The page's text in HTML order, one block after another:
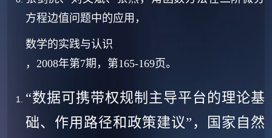
方程边值问题中的应用，
数学的实践与认识
，2008年第7期，第165-169页。
“数据可携带权规制主导平台的理论基
础、作用路径和政策建议” ，
国家自然